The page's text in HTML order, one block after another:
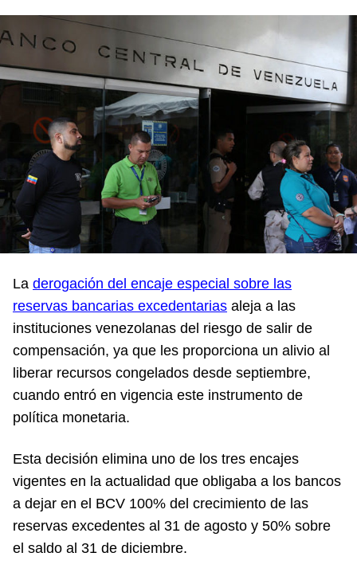
La derogación del encaje especial sobre las
reservas bancarias excedentarias aleja a las
instituciones venezolanas del riesgo de salir de
compensación, ya que les proporciona un alivio al
liberar recursos congelados desde septiembre,
cuando entró en vigencia este instrumento de
política monetaria.
Esta decisión elimina uno de los tres encajes
vigentes en la actualidad que obligaba a los bancos
a dejar en el BCV 100% del crecimiento de las
reservas excedentes al 31 de agosto y 50% sobre
el saldo al 31 de diciembre.